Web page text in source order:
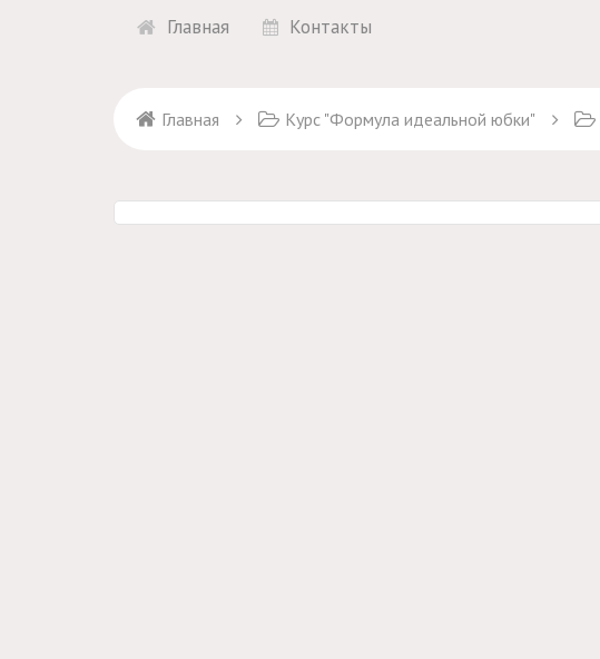
Главная Контакты
Главная Курс "Формула идеальной юбки"